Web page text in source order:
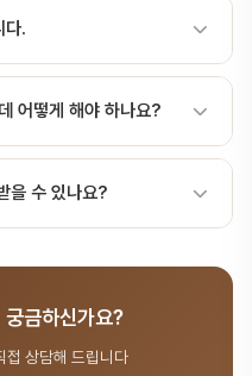
혈된 점막화끈거림, 통증미란
통증, 식사 곤란수포형(B…
인 관찰과 필요 시 조직 검사
강 점막 정밀 검진을 제공합니
다.
제거 등으로 진행됩니다. 서
료를 제안합니다.
어떻게 해야 하나요?
이 재발 방지에 도움됩니다.
야 합니다.
을 수 있나요?
약
을 받으실 수 있습니다.
금하신가요?
접 상담해 드립니다